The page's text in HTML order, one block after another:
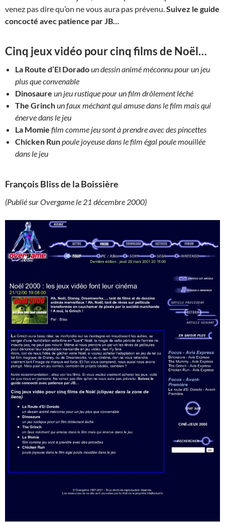
venez pas dire qu’on ne vous aura pas prévenu.Suivez le guide
concocté avec patience par JB…
Cinq jeux vidéo pour cinq films de Noël…
La Route d’El Doradoun dessin animé méconnu pour un jeu
plus que convenable
Dinosaure un jeu rustique pour un film drôlement léché
The Grinchun faux méchant qui amuse dans le film mais qui
énerve dans le jeu
La Momie film comme jeu sont à prendre avec des pincettes
Chicken Runpoule joyeuse dans le film égal poule mouillée
dans le jeu
François Bliss de la Boissière
(Publié sur Overgame le 21 décembre 2000)